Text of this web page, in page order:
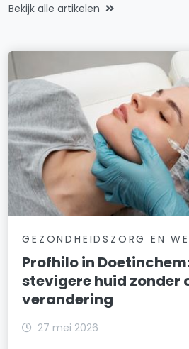
Bekijk alle artikelen
GEZONDHEIDSZORG EN
Profhilo in
stevigere huid zonder
verandering
27 mei 2026